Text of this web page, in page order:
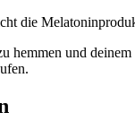
die
und